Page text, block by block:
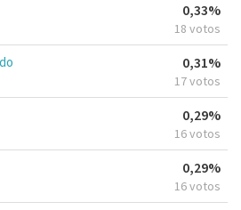
0,33%
18 votos
0,31%
17 votos
0,29%
16 votos
0,29%
16 votos